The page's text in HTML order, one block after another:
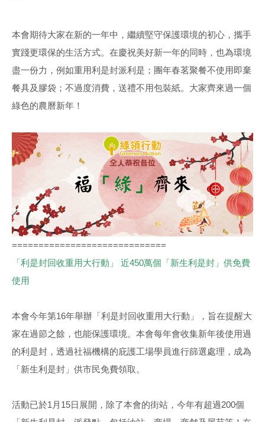
本會期待大家在新的一年中，繼續堅守保護環境的初心，攜手
實踐更環保的生活方式。在慶祝美好新一年的同時，也為環境
盡一份力，例如重用利是封派利是；團年春茗聚餐不使用即棄
餐具及膠袋；不過度消費，送禮不用包裝紙。大家齊來過一個
綠色的農曆新年！
=============================
「利是封回收重用大行動」 近450萬個「新生利是封」供免費
使用
本會今年第16年舉辦「利是封回收重用大行動」，旨在提醒大
家在過節之餘，也能保護環境。本會每年會收集新年後使用過
的利是封，透過社福機構的庇護工場學員進行篩選處理，成為
「新生利是封」供市民免費領取。
活動已於1月15日展開，除了本會的街站，今年有超過200個